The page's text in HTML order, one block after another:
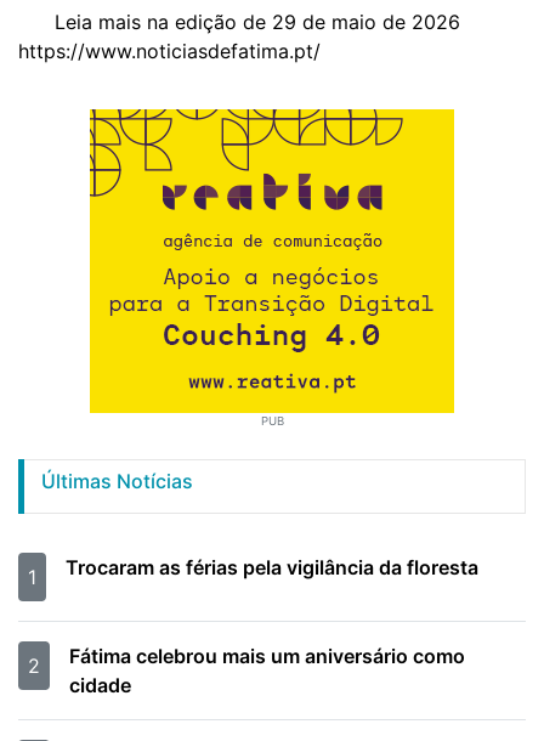
Leia mais na edição de 29 de maio de 2026
https://www.noticiasdefatima.pt/
PUB
Últimas Notícias
1 Trocaram as férias pela vigilância da floresta
2
Fátima celebrou mais um aniversário como
cidade